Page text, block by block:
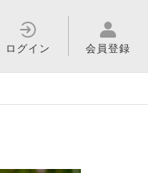
ログイン 会員登録